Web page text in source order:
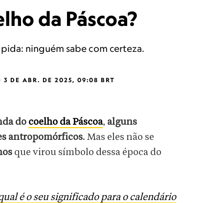
da Páscoa?
ninguém sabe com certeza.
3 DE ABR. DE 2025, 09:08 BRT
do coelho da Páscoa, alguns
antropomórficos. Mas eles não se
que virou símbolo dessa época do
qual é o seu significado para o calendário